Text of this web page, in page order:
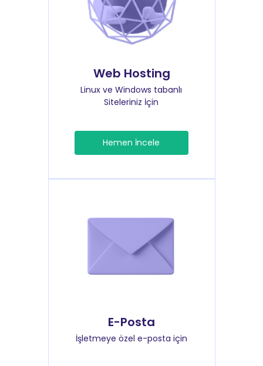
Web Hosting
Linux ve Windows tabanlı
Siteleriniz İçin
Hemen İncele
E-Posta
İşletmeye özel e-posta için